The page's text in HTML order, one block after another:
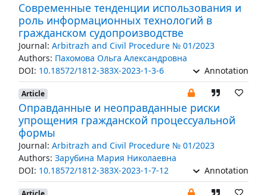
Современные тенденции использования и
роль информационных технологий в
гражданском судопроизводстве
Journal: Arbitrazh and Civil Procedure № 01/2023
Authors: Пахомова Ольга Александровна
DOI: 10.18572/1812-383X-2023-1-3-6 Annotation
Article
Оправданные и неоправданные риски
упрощения гражданской процессуальной
формы
Journal: Arbitrazh and Civil Procedure № 01/2023
Authors: Зарубина Мария Николаевна
DOI: 10.18572/1812-383X-2023-1-7-12 Annotation